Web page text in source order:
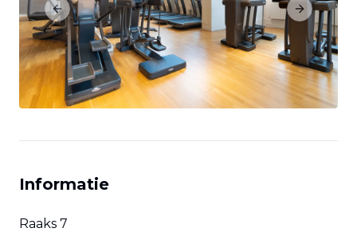
Previous slide Next slide
Informatie
Raaks 7